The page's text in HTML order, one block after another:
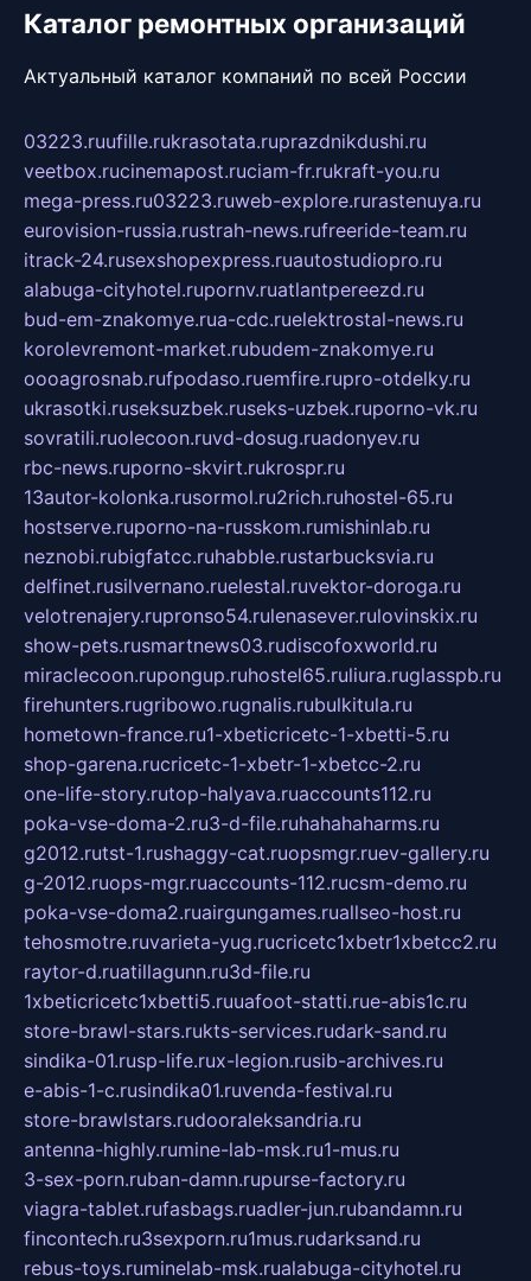
Каталог ремонтных организаций
Актуальный каталог компаний по всей России
03223.ruufille.rukrasotata.ruprazdnikdushi.ru
veetbox.rucinemapost.ruciam-fr.rukraft-you.ru
mega-press.ru03223.ruweb-explore.rurastenuya.ru
eurovision-russia.rustrah-news.rufreeride-team.ru
itrack-24.rusexshopexpress.ruautostudiopro.ru
alabuga-cityhotel.rupornv.ruatlantpereezd.ru
bud-em-znakomye.rua-cdc.ruelektrostal-news.ru
korolevremont-market.rubudem-znakomye.ru
oooagrosnab.rufpodaso.ruemfire.rupro-otdelky.ru
ukrasotki.ruseksuzbek.ruseks-uzbek.ruporno-vk.ru
sovratili.ruolecoon.ruvd-dosug.ruadonyev.ru
rbc-news.ruporno-skvirt.rukrospr.ru
13autor-kolonka.rusormol.ru2rich.ruhostel-65.ru
hostserve.ruporno-na-russkom.rumishinlab.ru
neznobi.rubigfatcc.ruhabble.rustarbucksvia.ru
delfinet.rusilvernano.ruelestal.ruvektor-doroga.ru
velotrenajery.rupronso54.rulenasever.rulovinskix.ru
show-pets.rusmartnews03.rudiscofoxworld.ru
miraclecoon.rupongup.ruhostel65.ruliura.ruglasspb.ru
firehunters.rugribowo.rugnalis.rubulkitula.ru
hometown-france.ru1-xbeticricetc-1-xbetti-5.ru
shop-garena.rucricetc-1-xbetr-1-xbetcc-2.ru
one-life-story.rutop-halyava.ruaccounts112.ru
poka-vse-doma-2.ru3-d-file.ruhahahaharms.ru
g2012.rutst-1.rushaggy-cat.ruopsmgr.ruev-gallery.ru
g-2012.ruops-mgr.ruaccounts-112.rucsm-demo.ru
poka-vse-doma2.ruairgungames.ruallseo-host.ru
tehosmotre.ruvarieta-yug.rucricetc1xbetr1xbetcc2.ru
raytor-d.ruatillagunn.ru3d-file.ru
1xbeticricetc1xbetti5.ruuafoot-statti.rue-abis1c.ru
store-brawl-stars.rukts-services.rudark-sand.ru
sindika-01.rusp-life.rux-legion.rusib-archives.ru
e-abis-1-c.rusindika01.ruvenda-festival.ru
store-brawlstars.rudooraleksandria.ru
antenna-highly.rumine-lab-msk.ru1-mus.ru
3-sex-porn.ruban-damn.rupurse-factory.ru
viagra-tablet.rufasbags.ruadler-jun.rubandamn.ru
fincontech.ru3sexporn.ru1mus.rudarksand.ru
rebus-toys.ruminelab-msk.rualabuga-cityhotel.ru